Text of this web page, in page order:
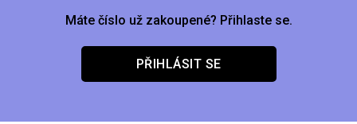
Máte číslo už zakoupené? Přihlaste se.
PŘIHLÁSIT SE